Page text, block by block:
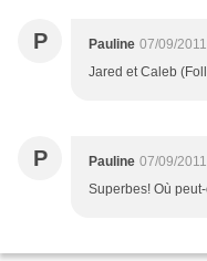
P Pauline 07/09/
Jared et Caleb
P Pauline 07/09/
Superbes! Où